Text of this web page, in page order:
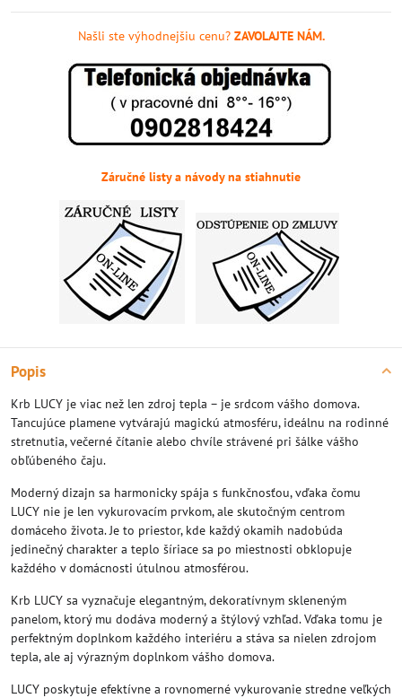
Našli ste výhodnejšiu cenu?ZAVOLAJTE NÁM.
Záručné listy a návody na stiahnutie
Popis
Krb LUCY je viac než len zdroj tepla – je srdcom vášho domova.
Tancujúce plamene vytvárajú magickú atmosféru, ideálnu na rodinné
stretnutia, večerné čítanie alebo chvíle strávené pri šálke vášho
obľúbeného čaju.
Moderný dizajn sa harmonicky spája s funkčnosťou, vďaka čomu
LUCY nie je len vykurovacím prvkom, ale skutočným centrom
domáceho života. Je to priestor, kde každý okamih nadobúda
jedinečný charakter a teplo šíriace sa po miestnosti obklopuje
každého v domácnosti útulnou atmosférou.
Krb LUCY sa vyznačuje elegantným, dekoratívnym skleneným
panelom, ktorý mu dodáva moderný a štýlový vzhľad. Vďaka tomu je
perfektným doplnkom každého interiéru a stáva sa nielen zdrojom
tepla, ale aj výrazným doplnkom vášho domova.
LUCY poskytuje efektívne a rovnomerné vykurovanie stredne veľkých